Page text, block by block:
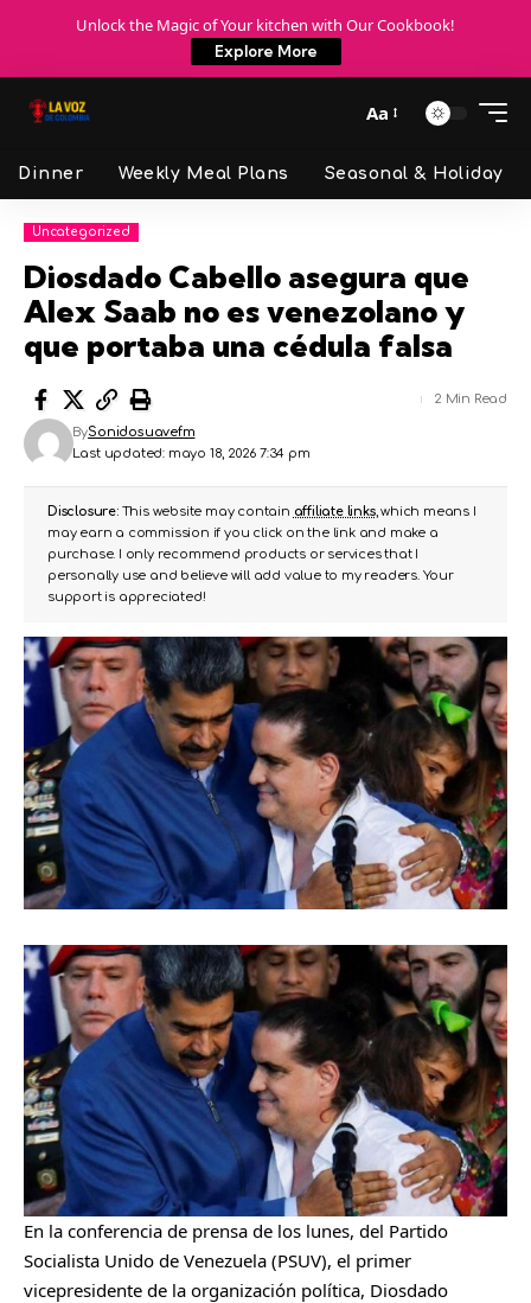
Unlock the Magic of Your kitchen with Our Cookbook!
Explore More
Aa
Dinner Weekly Meal Plans Seasonal & Holiday
Uncategorized
Diosdado Cabello asegura que
Alex Saab no es venezolano y
que portaba una cédula falsa
Last updated: mayo 18, 2026 7:34 pm
BySonidosuavefm
2 Min Read
Disclosure:This website may contain affiliate links, which means I
may earn a commission if you click on the link and make a
purchase. I only recommend products or services that I
personally use and believe will add value to my readers. Your
support is appreciated!
En la conferencia de prensa de los lunes, del Partido
Socialista Unido de Venezuela (PSUV), el primer
vicepresidente de la organización política, Diosdado